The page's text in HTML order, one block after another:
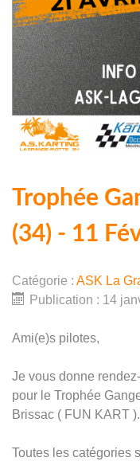
Trophée
(34) - 11
Catégorie : ASK La
Publication : 14
Ami(e)s pilotes,
Je vous donne
pour le Trophée
Brissac ( FUN KART ).
Toutes les catégories